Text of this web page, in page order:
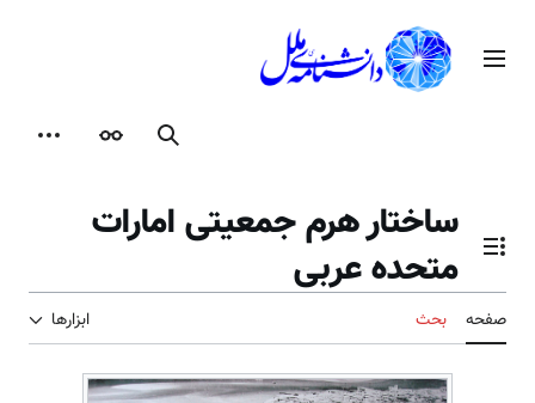
محتوامنوی اصلی
جستجوظاهر
تغییر وضعیت فهرست محتویات
ساختار هرم جمعیتی امارات
متحده عربی
صفحه بحث ابزارها